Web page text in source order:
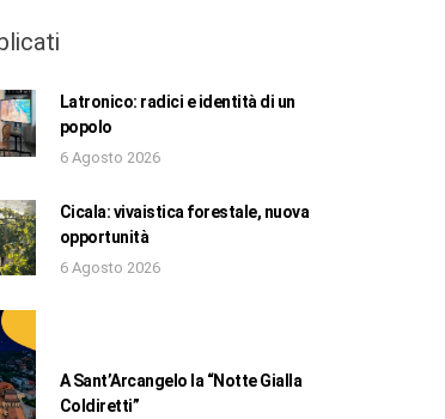
Latronico: radici e identità di un
popolo
6 Agosto 2026
Cicala: vivaistica forestale, nuova
opportunità
6 Agosto 2026
A Sant’Arcangelo la “Notte Gialla
Coldiretti”